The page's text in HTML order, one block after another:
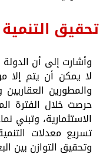
تحقيق
وأشارت إلى أن
لا يمكن أن يتم إلا
والمطورين
حرصت خلال الفترة
الاستثمارية، وتبني
تسريع معدلات
وتحقيق التوازن بين